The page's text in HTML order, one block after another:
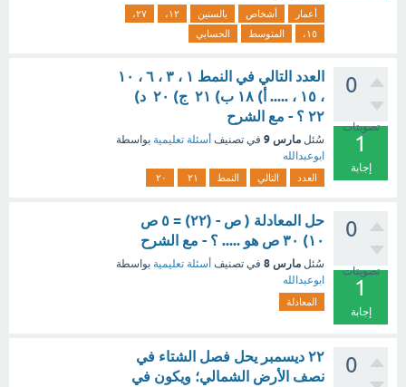
أعمار أشخاص بالسنين ١٢،
٢٧،
١٥،
المتوسط الحسابي
0
تصويتات
1
إجابة
العدد التالي في النمط ۱ ، ۳ ، ٦ ، ١٠
، ١٥ ، ..... أ) ۱۸ ب) ۲۱ ج) ۲۰ د)
۲۲ ؟ - مع الشرح
سُئل مارس 9 في تصنيف أسئلة تعليمية بواسطة
ابوعبدالله
العدد التالي النمط ۲۱ ۲۰
0
تصويتات
1
إجابة
حل المعادلة ( ص - (۲۲) = ٥ ص
۱۰) ۳۰ ص هو ..... ؟ - مع الشرح
سُئل مارس 8 في تصنيف أسئلة تعليمية بواسطة
ابوعبدالله
المعادلة
0
۲۲ ديسمبر يحل فصل الشتاء في
نصف الأرض الشمالي؛ ويكون في